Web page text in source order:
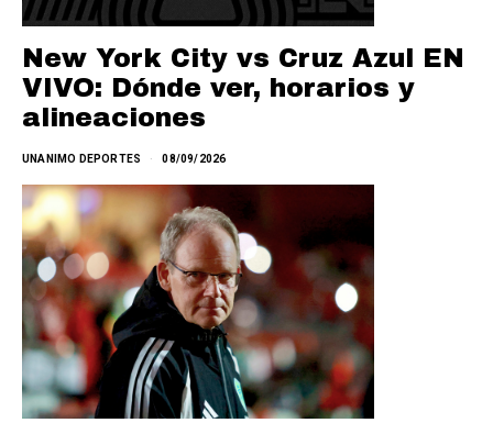
New York City vs Cruz Azul EN
VIVO: Dónde ver, horarios y
alineaciones
UNANIMO DEPORTES 08/09/2026